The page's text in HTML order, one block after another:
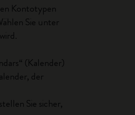
Kontotypen
Sie unter
(Kalender)
der
Sie sicher,